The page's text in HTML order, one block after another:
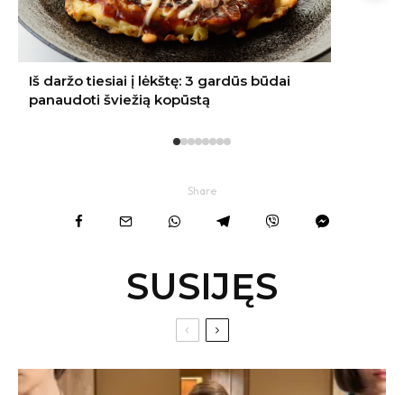
Share
SUSIJĘS